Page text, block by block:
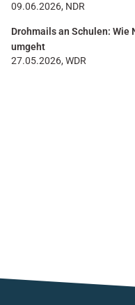
09.06.2026, NDR
Drohmails an Schulen: Wie
umgeht
27.05.2026, WDR